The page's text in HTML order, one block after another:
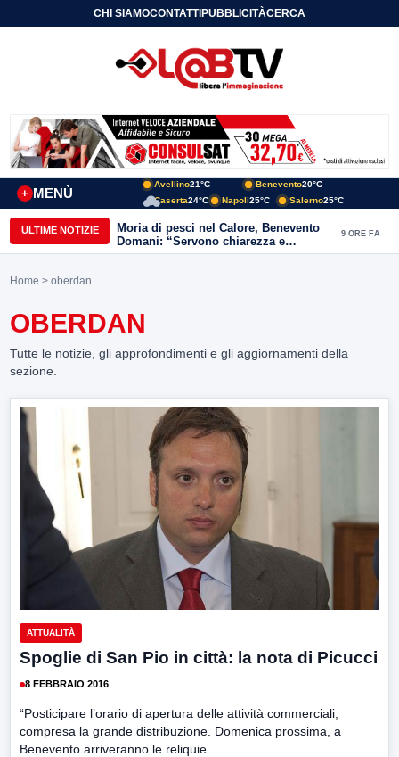
CHI SIAMOCONTATTIPUBBLICITÀCERCA
MENÙ
+
Avellino21°C Benevento20°C
Caserta24°C Napoli25°C Salerno25°C
ULTIME NOTIZIE
Moria di pesci nel Calore, Benevento
Domani: “Servono chiarezza e
approfondimenti sulla gestione
9 ORE FA
Home > oberdan
OBERDAN
Tutte le notizie, gli approfondimenti e gli aggiornamenti della
sezione.
ATTUALITÀ
Spoglie di San Pio in città: la nota di Picucci
8 FEBBRAIO 2016
“Posticipare l’orario di apertura delle attività commerciali,
compresa la grande distribuzione. Domenica prossima, a
Benevento arriveranno le reliquie...